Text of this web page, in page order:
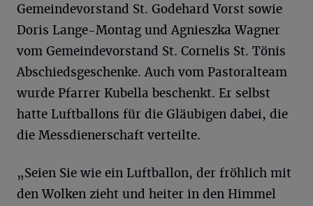
Gemeindevorstand St. Godehard Vorst sowie
Doris Lange-Montag und Agnieszka Wagner
vom Gemeindevorstand St. Cornelis St. Tönis
Abschiedsgeschenke. Auch vom Pastoralteam
wurde Pfarrer Kubella beschenkt. Er selbst
hatte Luftballons für die Gläubigen dabei, die
die Messdienerschaft verteilte.
„Seien Sie wie ein Luftballon, der fröhlich mit
den Wolken zieht und heiter in den Himmel